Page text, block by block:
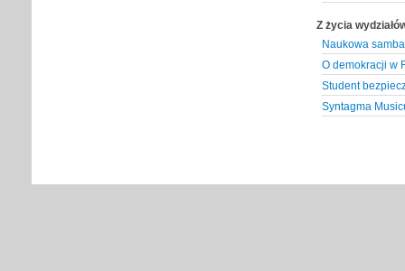
Z życia
Naukowa samba
O demokracji w
Student
Syntagma